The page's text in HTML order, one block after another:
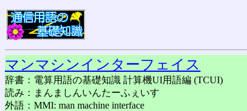
マンマシンインターフェイス
辞書：電算用語の基礎知識 計算機UI用語編 (TCUI)
読み：まんましんいんたーふぇいす
外語：MMI: man machine interface